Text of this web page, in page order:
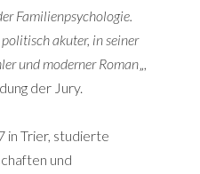
Familienpsychologie.
akuter, in seiner
und moderner Roman„,
der Jury.
in Trier, studierte
und